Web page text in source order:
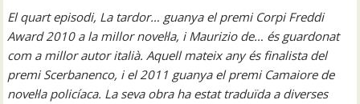
El quart episodi, La tardor… guanya el premi Corpi Freddi
Award 2010 a la millor novel·la, i Maurizio de… és guardonat
com a millor autor italià. Aquell mateix any és finalista del
premi Scerbanenco, i el 2011 guanya el premi Camaiore de
novel·la policíaca. La seva obra ha estat traduïda a diverses